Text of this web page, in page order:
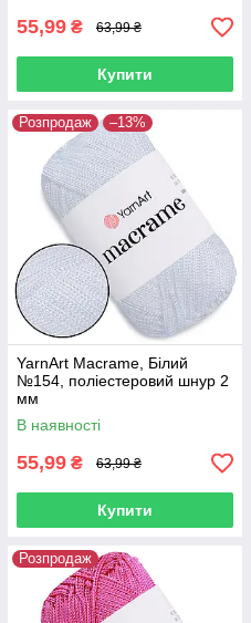
55,99 ₴ 63,99 ₴
Купити
Розпродаж –13%
YarnArt Macrame, Білий
№154, поліестеровий шнур 2
мм
В наявності
55,99 ₴ 63,99 ₴
Купити
Розпродаж